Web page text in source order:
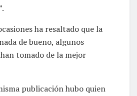
ha resaltado que la
de bueno, algunos
tomado de la mejor
publicación hubo quien